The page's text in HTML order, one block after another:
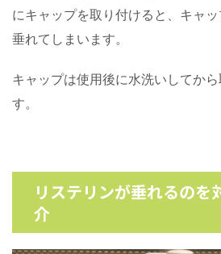
にキャップを取り付けると、キャ
垂れてしまいます。
キャップは使用後に水洗いしてか
す。
リステリンが垂れるのを
介